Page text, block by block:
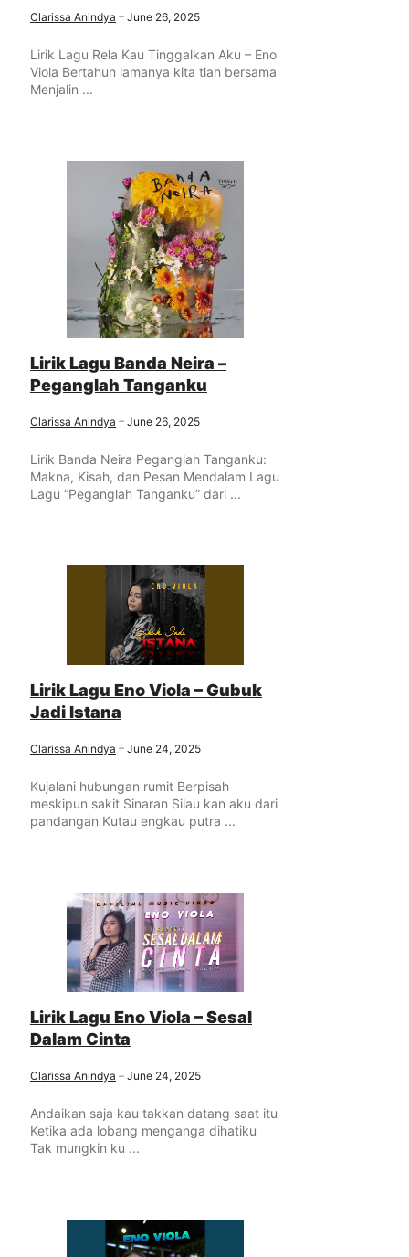
Clarissa Anindya June 26, 2025
Lirik Lagu Rela Kau Tinggalkan Aku – Eno
Viola Bertahun lamanya kita tlah bersama
Menjalin ...
Lirik Lagu Banda Neira –
Peganglah Tanganku
Clarissa Anindya June 26, 2025
Lirik Banda Neira Peganglah Tanganku:
Makna, Kisah, dan Pesan Mendalam Lagu
Lagu “Peganglah Tanganku” dari ...
Lirik Lagu Eno Viola – Gubuk
Jadi Istana
Clarissa Anindya June 24, 2025
Kujalani hubungan rumit Berpisah
meskipun sakit Sinaran Silau kan aku dari
pandangan Kutau engkau putra ...
Lirik Lagu Eno Viola – Sesal
Dalam Cinta
Clarissa Anindya June 24, 2025
Andaikan saja kau takkan datang saat itu
Ketika ada lobang menganga dihatiku
Tak mungkin ku ...